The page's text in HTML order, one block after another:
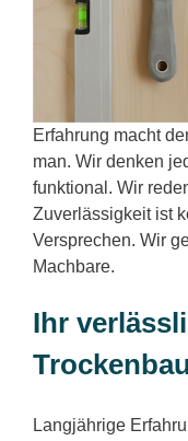
Erfahrung macht
man. Wir denken
funktional. Wir
Zuverlässigkeit ist
Versprechen. Wir
Machbare.
Ihr
Trockenbau
Langjährige